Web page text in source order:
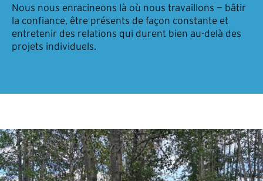
Nous nous enracineons là où nous travaillons — bâtir
la confiance, être présents de façon constante et
entretenir des relations qui durent bien au-delà des
projets individuels.